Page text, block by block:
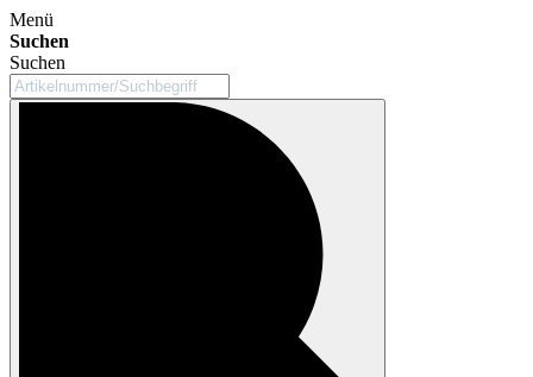
Menü
Suchen
Suchen